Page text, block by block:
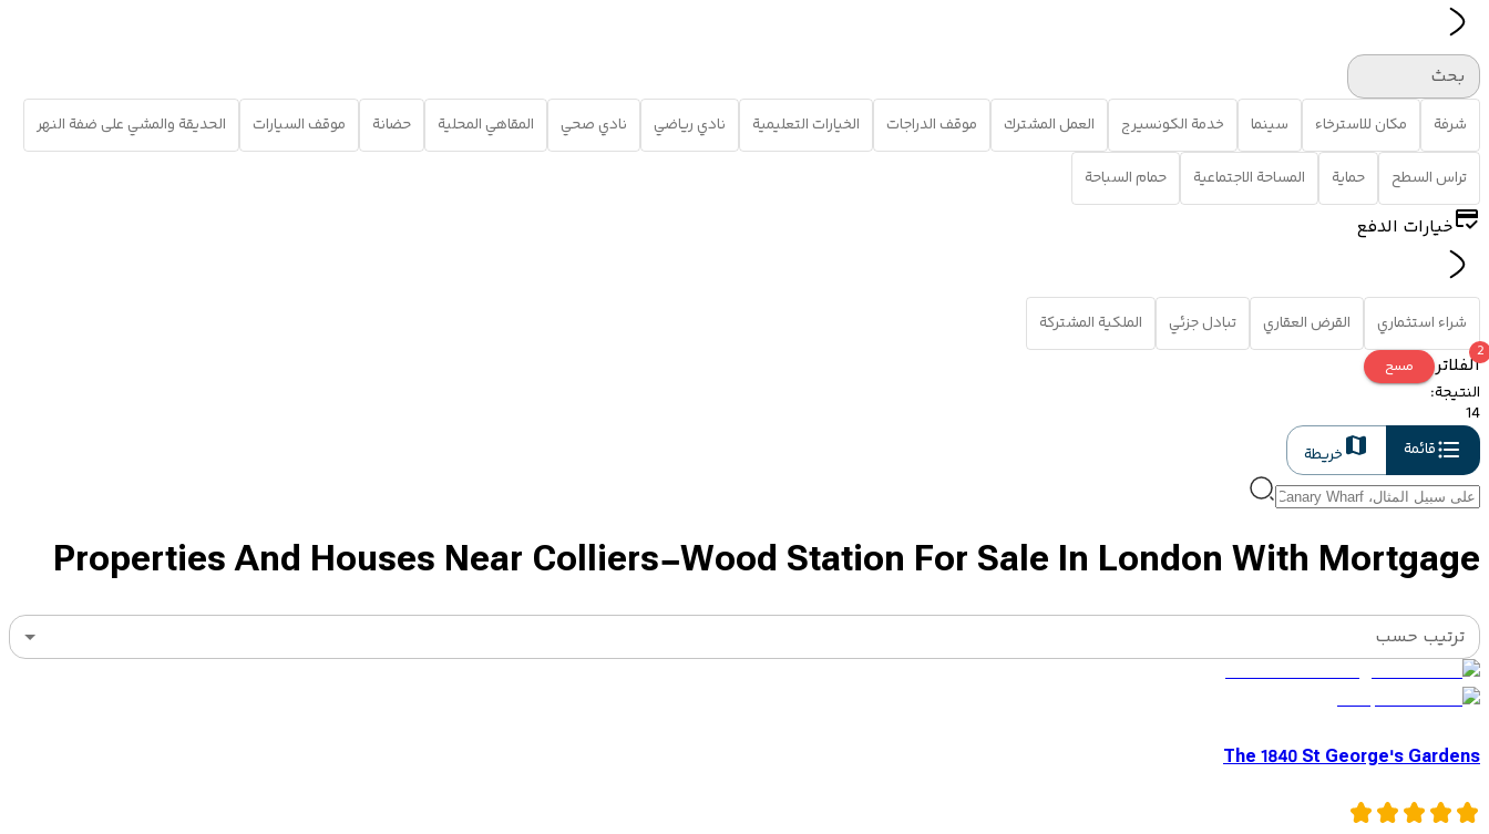
بحث
شرفة مكان للاسترخاء سينما خدمة الكونسيرج العمل المشترك موقف الدراجات الخيارات التعليمية نادي رياضي نادي صحي المقاهي المحلية حضانة موقف السيارات الحديقة والمشي على ضفة النهر
تراس السطح حماية المساحة الاجتماعية حمام السباحة
خيارات الدفع
شراء استثماري القرض العقاري تبادل جزئي الملكية المشتركة
الفلاتر
2
مسح
النتيجة:
14
قائمة
خريطة
Properties And Houses Near Colliers-Wood Station For Sale In London With Mortgage
ترتيب حسب
The 1840 St George's Gardens